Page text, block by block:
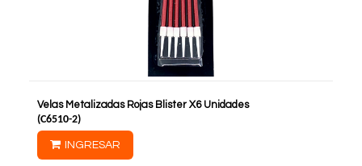
Velas Metalizadas Rojas Blister X6 Unidades
(C6510-2)
INGRESAR